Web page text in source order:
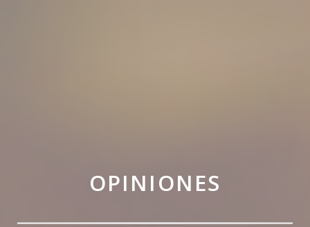
OPINIONES